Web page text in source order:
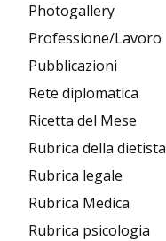
Photogallery
Professione/Lavoro
Pubblicazioni
Rete diplomatica
Ricetta del Mese
Rubrica della dietista
Rubrica legale
Rubrica Medica
Rubrica psicologia